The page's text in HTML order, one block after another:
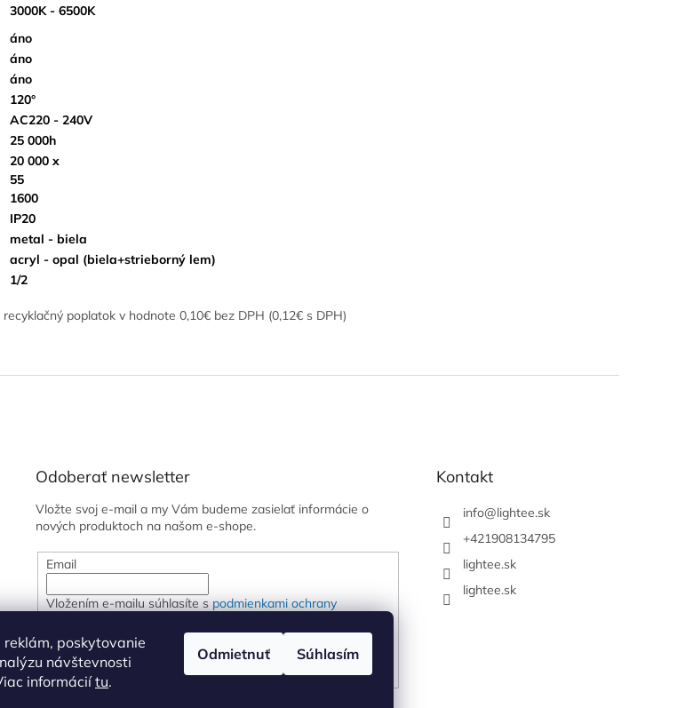
poskytovanie
návštevnosti
informáciítu.
Odmietnuť Súhlasím
3000K - 6500K
áno
áno
áno
120°
AC220 - 240V
25 000h
20 000 x
55
1600
IP20
metal - biela
acryl - opal (biela+strieborný lem)
1/2
poplatok v hodnote 0,10€ bez DPH (0,12€ s DPH)
Odoberať newsletter
Vložte svoj e-mail a my Vám budeme zasielať informácie o
nových produktoch na našom e-shope.
Email
Vložením e-mailu súhlasíte spodmienkami ochrany
PRIHLÁSIŤ SA
Kontakt
info@lightee.sk
+421908134795
lightee.sk
lightee.sk